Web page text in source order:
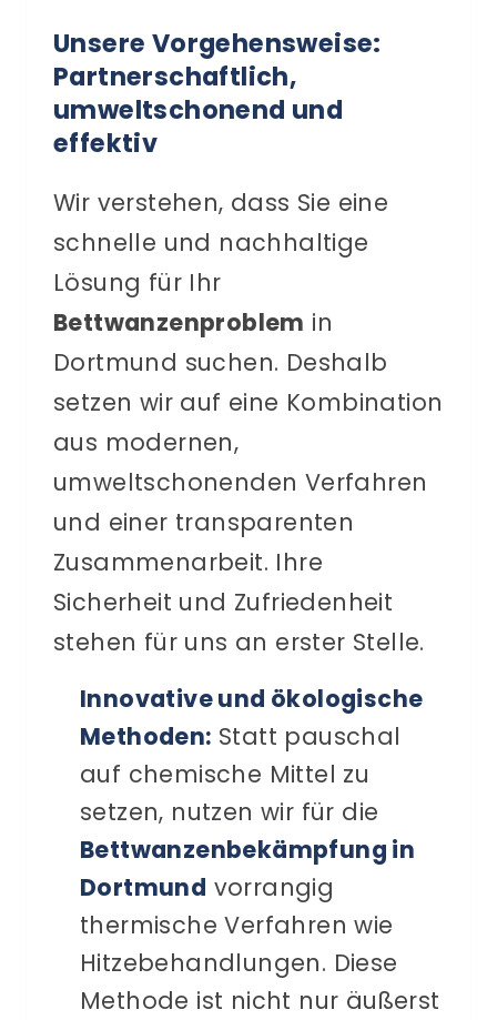
Unsere Vorgehensweise:
Partnerschaftlich,
umweltschonend und
effektiv
Wir verstehen, dass Sie eine
schnelle und nachhaltige
Lösung für Ihr
Bettwanzenproblem in
Dortmund suchen. Deshalb
setzen wir auf eine Kombination
aus modernen,
umweltschonenden Verfahren
und einer transparenten
Zusammenarbeit. Ihre
Sicherheit und Zufriedenheit
stehen für uns an erster Stelle.
Innovative und ökologische
Methoden: Statt pauschal
auf chemische Mittel zu
setzen, nutzen wir für die
Bettwanzenbekämpfung in
Dortmund vorrangig
thermische Verfahren wie
Hitzebehandlungen. Diese
Methode ist nicht nur äußerst